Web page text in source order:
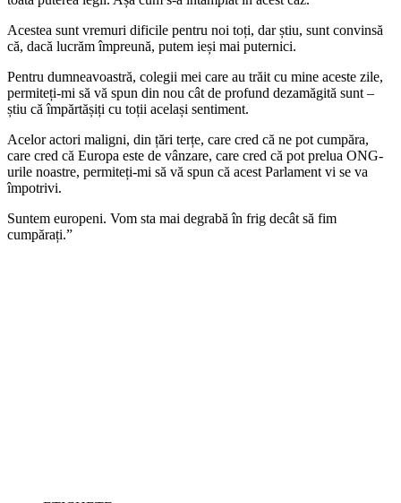
Acestea sunt vremuri dificile pentru noi toți, dar știu, sunt convinsă
că, dacă lucrăm împreună, putem ieși mai puternici.
Pentru dumneavoastră, colegii mei care au trăit cu mine aceste zile,
permiteți-mi să vă spun din nou cât de profund dezamăgită sunt –
știu că împărtășiți cu toții același sentiment.
Acelor actori maligni, din țări terțe, care cred că ne pot cumpăra,
care cred că Europa este de vânzare, care cred că pot prelua ONG-
urile noastre, permiteți-mi să vă spun că acest Parlament vi se va
împotrivi.
Suntem europeni. Vom sta mai degrabă în frig decât să fim
cumpărați.”